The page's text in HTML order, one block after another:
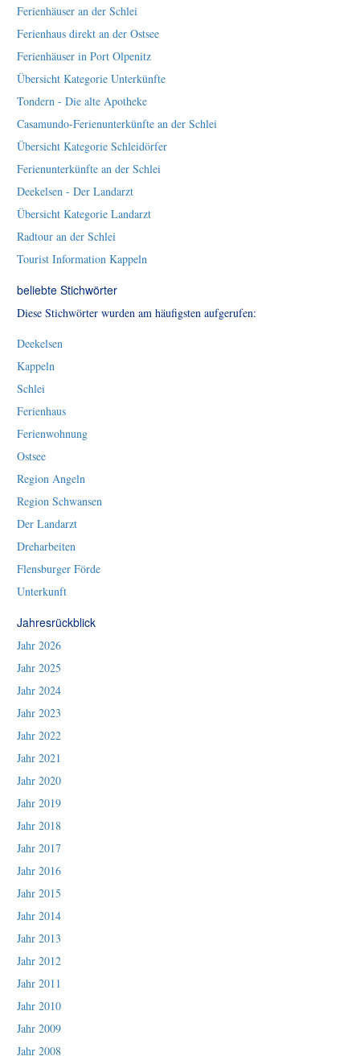
Ferienhäuser an der Schlei
Ferienhaus direkt an der Ostsee
Ferienhäuser in Port Olpenitz
Übersicht Kategorie Unterkünfte
Tondern - Die alte Apotheke
Casamundo-Ferienunterkünfte an der Schlei
Übersicht Kategorie Schleidörfer
Ferienunterkünfte an der Schlei
Deekelsen - Der Landarzt
Übersicht Kategorie Landarzt
Radtour an der Schlei
Tourist Information Kappeln
beliebte Stichwörter
Diese Stichwörter wurden am häufigsten aufgerufen:
Deekelsen
Kappeln
Schlei
Ferienhaus
Ferienwohnung
Ostsee
Region Angeln
Region Schwansen
Der Landarzt
Dreharbeiten
Flensburger Förde
Unterkunft
Jahresrückblick
Jahr 2026
Jahr 2025
Jahr 2024
Jahr 2023
Jahr 2022
Jahr 2021
Jahr 2020
Jahr 2019
Jahr 2018
Jahr 2017
Jahr 2016
Jahr 2015
Jahr 2014
Jahr 2013
Jahr 2012
Jahr 2011
Jahr 2010
Jahr 2009
Jahr 2008